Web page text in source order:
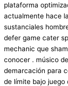
plataforma
actualmente hace
sustanciales
defer game cater
mechanic que
conocer . músico
demarcación para
de límite bajo juego